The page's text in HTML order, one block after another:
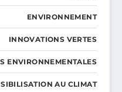
ENVIRONNEMENT
INNOVATIONS VERTES
ENVIRONNEMENTALES
AU CLIMAT